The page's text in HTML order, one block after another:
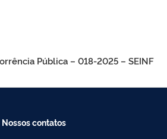
Pública – 018-2025 – SEINF
Nossos contatos